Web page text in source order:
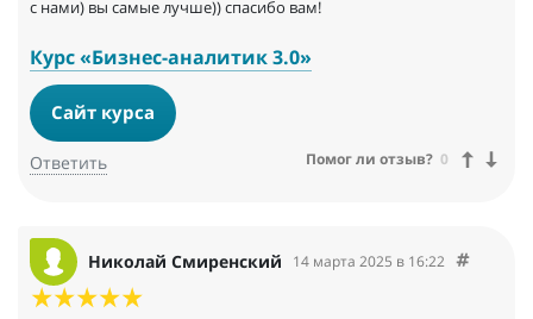
с нами) вы самые лучше)) спасибо вам!
Курс «Бизнес-аналитик 3.0»
Сайт курса
Ответить Помог ли отзыв? 0
Николай Смиренский 14 марта 2025 в 16:22